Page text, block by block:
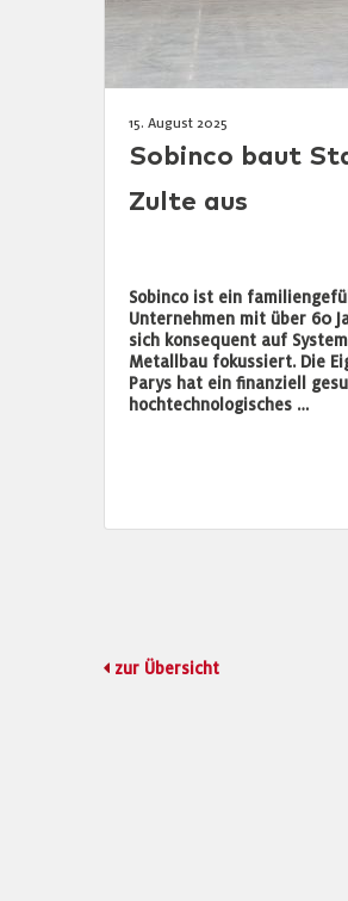
15. August 2025
Sobinco baut
Zulte aus
Sobinco ist ein
Unternehmen mit über 60
sich konsequent auf
Metallbau fokussiert. Die
Parys hat ein finanziell
hochtechnologisches …
zur Übersicht